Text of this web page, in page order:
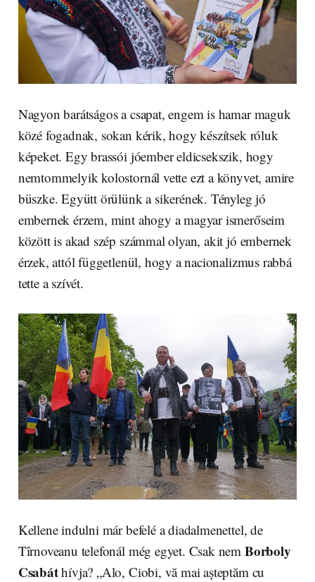
Nagyon barátságos a csapat, engem is hamar maguk
közé fogadnak, sokan kérik, hogy készítsek róluk
képeket. Egy brassói jóember eldicsekszik, hogy
nemtommelyik kolostornál vette ezt a könyvet, amire
büszke. Együtt örülünk a sikerének. Tényleg jó
embernek érzem, mint ahogy a magyar ismerőseim
között is akad szép számmal olyan, akit jó embernek
érzek, attól függetlenül, hogy a nacionalizmus rabbá
tette a szívét.
Kellene indulni már befelé a diadalmenettel, de
Tîrnoveanu telefonál még egyet. Csak nem Borboly
Csabáthívja? „Alo, Ciobi, vă mai așteptăm cu